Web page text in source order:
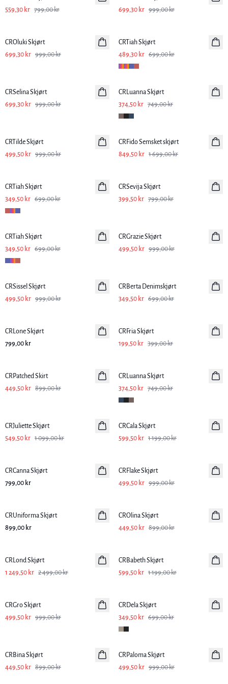
559,30 kr 799,00 kr
699,30 kr 999,00 kr
CROluki Skjørt
699,30 kr 999,00 kr
CRTiah Skjørt
489,30 kr 699,00 kr
CRSelina Skjørt
699,30 kr 999,00 kr
-50%
CRLuanna Skjørt
374,50 kr 749,00 kr
CRTilde Skjørt
499,50 kr 999,00 kr
-50%
CRFido Semsket skjørt
849,50 kr 1 699,00 kr
CRTiah Skjørt
349,50 kr 699,00 kr
CRSevija Skjørt
399,50 kr 799,00 kr
-50%
CRTiah Skjørt
349,50 kr 699,00 kr
CRGrazie Skjørt
499,50 kr 999,00 kr
-50%
CRSissel Skjørt
499,50 kr 999,00 kr
CRBerta Denimskjørt
349,50 kr 699,00 kr
CRLone Skjørt
799,00 kr
CRFria Skjørt
199,50 kr 399,00 kr
CRPatched Skirt
449,50 kr 899,00 kr
CRLuanna Skjørt
374,50 kr 749,00 kr
CRJuliette Skjørt
549,50 kr 1 099,00 kr
-50%
CRCala Skjørt
599,50 kr 1 199,00 kr
CRCanna Skjørt
799,00 kr
CRFlake Skjørt
499,50 kr 999,00 kr
CRUniforma Skjørt
899,00 kr
CROlina Skjørt
449,50 kr 899,00 kr
CRLond Skjørt
1 249,50 kr 2 499,00 kr
CRBabeth Skjørt
599,50 kr 1 199,00 kr
CRGro Skjørt
499,50 kr 999,00 kr
CRDela Skjørt
349,50 kr 699,00 kr
CRBina Skjørt
449,50 kr 899,00 kr
-50%
CRPaloma Skjørt
499,50 kr 999,00 kr